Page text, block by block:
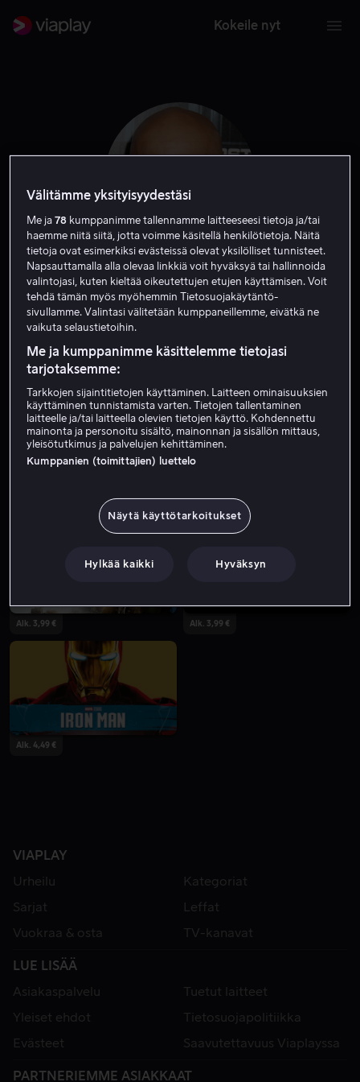
Kokeile nyt
Faran Tahir
Ääni
Alk. 3,99 € Alk. 3,99 €
Alk. 4,49 €
VIAPLAY
Urheilu
Kategoriat
Sarjat
Leffat
Vuokraa & osta
TV-kanavat
LUE LISÄÄ
Asiakaspalvelu
Tuetut laitteet
Yleiset ehdot
Tietosuojapolitiikka
Evästeet
Saavutettavuus Viaplayssa
PARTNERIEMME ASIAKKAAT
Välitämme yksityisyydestäsi
Me ja78 kumppanimme tallennamme laitteeseesi tietoja ja/tai
haemme niitä siitä, jotta voimme käsitellä henkilötietoja. Näitä
tietoja ovat esimerkiksi evästeissä olevat yksilölliset tunnisteet.
Napsauttamalla alla olevaa linkkiä voit hyväksyä tai hallinnoida
valintojasi, kuten kieltää oikeutettujen etujen käyttämisen. Voit
tehdä tämän myös myöhemmin Tietosuojakäytäntö-
sivullamme. Valintasi välitetään kumppaneillemme, eivätkä ne
vaikuta selaustietoihin.
Me ja kumppanimme käsittelemme tietojasi
tarjotaksemme:
Tarkkojen sijaintitietojen käyttäminen. Laitteen ominaisuuksien
käyttäminen tunnistamista varten. Tietojen tallentaminen
laitteelle ja/tai laitteella olevien tietojen käyttö. Kohdennettu
mainonta ja personoitu sisältö, mainonnan ja sisällön mittaus,
yleisötutkimus ja palvelujen kehittäminen.
Kumppanien (toimittajien) luettelo
Näytä käyttötarkoitukset
Hylkää kaikki Hyväksyn